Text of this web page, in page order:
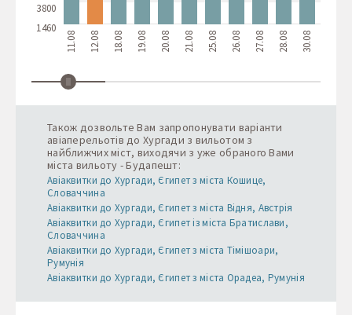
3800
1460
11.08 12.08 18.08 19.08 20.08 21.08 25.08 26.08 27.08 28.08 30.08
Також дозвольте Вам запропонувати варіанти
авіаперельотів до Хургади з вильотом з
найближчих міст, виходячи з уже обраного Вами
міста вильоту - Будапешт:
Авіаквитки до Хургади, Єгипет з міста Кошице,
Словаччина
Авіаквитки до Хургади, Єгипет з міста Відня, Австрія
Авіаквитки до Хургади, Єгипет із міста Братислави,
Словаччина
Авіаквитки до Хургади, Єгипет з міста Тімішоари,
Румунія
Авіаквитки до Хургади, Єгипет з міста Орадеа, Румунія